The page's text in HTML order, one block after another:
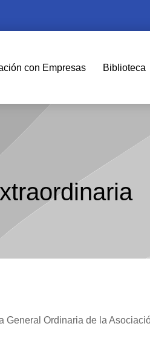
con Empresas Biblioteca
General Ordinaria de la